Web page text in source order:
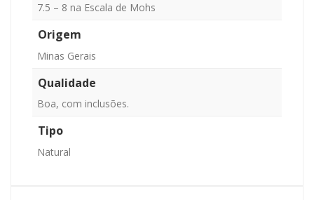
7.5 – 8 na Escala de Mohs
Origem
Minas Gerais
Qualidade
Boa, com inclusões.
Tipo
Natural